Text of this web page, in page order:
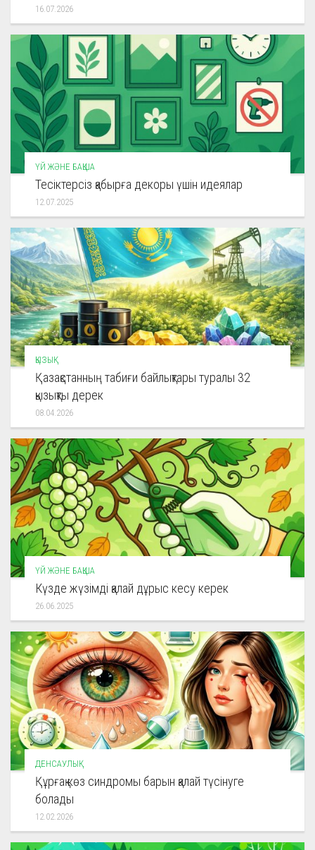
16.07.2026
ҮЙ ЖӘНЕ БАҚША
Тесіктерсіз қабырға декоры үшін идеялар
12.07.2025
ҚЫЗЫҚ
Қазақстанның табиғи байлықтары туралы 32
қызықты дерек
08.04.2026
ҮЙ ЖӘНЕ БАҚША
Күзде жүзімді қалай дұрыс кесу керек
26.06.2025
ДЕНСАУЛЫҚ
Құрғақ көз синдромы барын қалай түсінуге
болады
12.02.2026